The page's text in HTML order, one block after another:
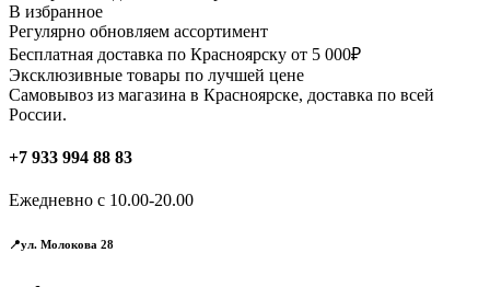
несколько
вариаций.
Опции
можно
выбрать
В избранное
Регулярно обновляем ассортимент
Бесплатная доставка по Красноярску от 5 000₽
Эксклюзивные товары по лучшей цене
Самовывоз из магазина в Красноярске, доставка по всей
России.
+7 933 994 88 83
Ежедневно с 10.00-20.00
📍ул. Молокова 28